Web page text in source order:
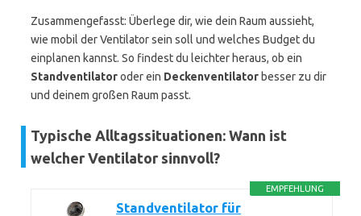
Zusammengefasst: Überlege dir, wie dein Raum aussieht,
wie mobil der Ventilator sein soll und welches Budget du
einplanen kannst. So findest du leichter heraus, ob ein
Standventilatoroder ein Deckenventilator besser zu dir
und deinem großen Raum passt.
Typische Alltagssituationen: Wann ist
welcher Ventilator sinnvoll?
EMPFEHLUNG
Standventilator für